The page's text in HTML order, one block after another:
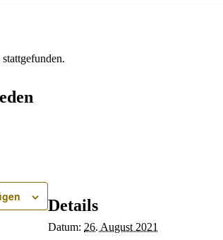
Details
Datum: 26. August 2021